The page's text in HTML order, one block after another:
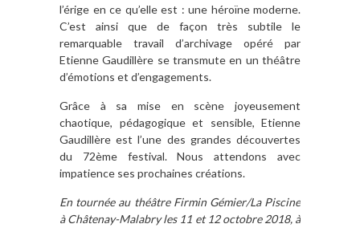
l’érige en ce qu’elle est : une héroïne moderne.
C’est ainsi que de façon très subtile le
remarquable travail d’archivage opéré par
Etienne Gaudillère se transmute en un théâtre
d’émotions et d’engagements.
Grâce à sa mise en scène joyeusement
chaotique, pédagogique et sensible, Etienne
Gaudillère est l’une des grandes découvertes
du 72ème festival. Nous attendons avec
impatience ses prochaines créations.
En tournée au théâtre Firmin Gémier/La Piscine
à Châtenay-Malabry les 11 et 12 octobre 2018, à